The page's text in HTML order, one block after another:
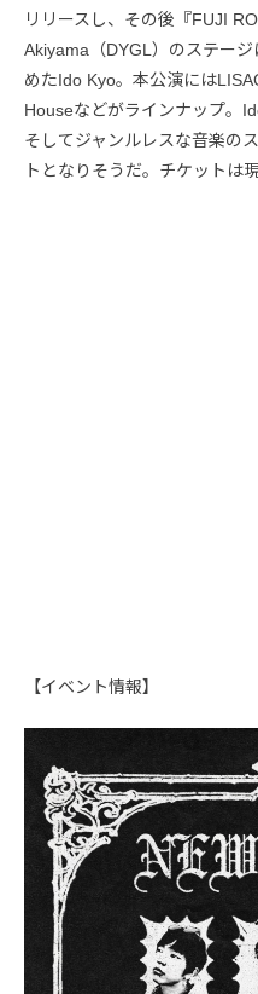
リリースし、その後『FUJI
Akiyama（DYGL）のステー
めたIdo Kyo。本公演には
Houseなどがラインナップ。
そしてジャンルレスな音楽の
トとなりそうだ。チケットは
【イベント情報】